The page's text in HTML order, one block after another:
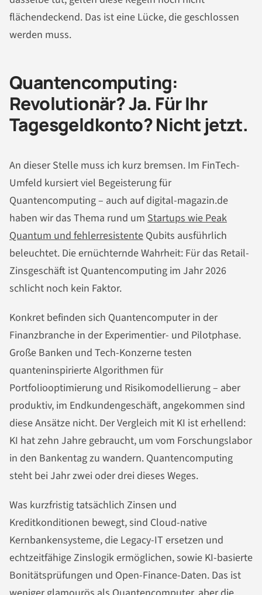
flächendeckend. Das ist eine Lücke, die geschlossen
werden muss.
Quantencomputing:
Revolutionär? Ja. Für Ihr
Tagesgeldkonto? Nicht jetzt.
An dieser Stelle muss ich kurz bremsen. Im FinTech-
Umfeld kursiert viel Begeisterung für
Quantencomputing – auch auf digital-magazin.de
haben wir das Thema rund um Startups wie Peak
Quantum und fehlerresistente Qubits ausführlich
beleuchtet. Die ernüchternde Wahrheit: Für das Retail-
Zinsgeschäft ist Quantencomputing im Jahr 2026
schlicht noch kein Faktor.
Konkret befinden sich Quantencomputer in der
Finanzbranche in der Experimentier- und Pilotphase.
Große Banken und Tech-Konzerne testen
quanteninspirierte Algorithmen für
Portfoliooptimierung und Risikomodellierung – aber
produktiv, im Endkundengeschäft, angekommen sind
diese Ansätze nicht. Der Vergleich mit KI ist erhellend:
KI hat zehn Jahre gebraucht, um vom Forschungslabor
in den Bankentag zu wandern. Quantencomputing
steht bei Jahr zwei oder drei dieses Weges.
Was kurzfristig tatsächlich Zinsen und
Kreditkonditionen bewegt, sind Cloud-native
Kernbankensysteme, die Legacy-IT ersetzen und
echtzeitfähige Zinslogik ermöglichen, sowie KI-basierte
Bonitätsprüfungen und Open-Finance-Daten. Das ist